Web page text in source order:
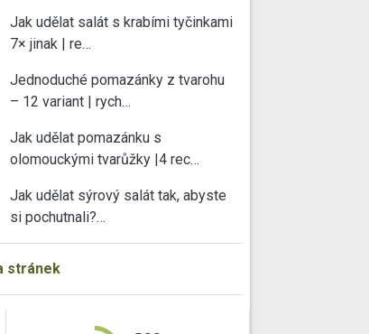
Jak udělat salát s krabími tyčinkami
7× jinak | re…
Jednoduché pomazánky z tvarohu
– 12 variant | rych…
Jak udělat pomazánku s
olomouckými tvarůžky |4 rec…
Jak udělat sýrový salát tak, abyste
si pochutnali?…
stránek